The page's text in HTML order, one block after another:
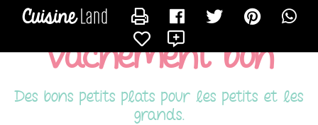
Vachement bon
Des bons petits plats pour les petits et les
grands.
CONTACTER TITOUNE